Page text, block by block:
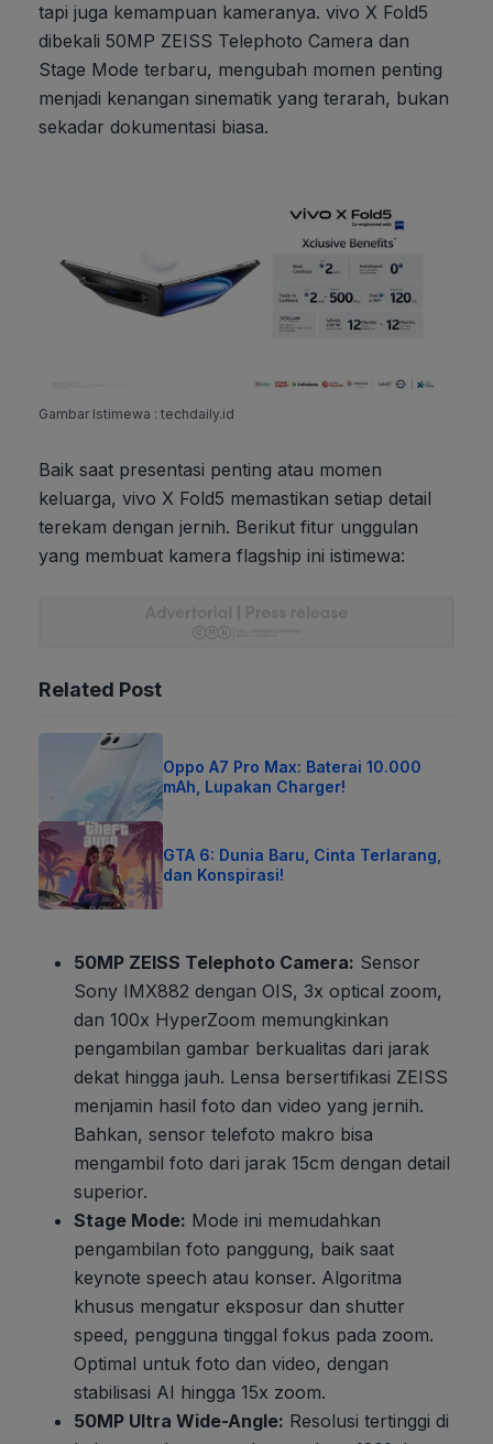
tapi juga kemampuan kameranya. vivo X Fold5
dibekali 50MP ZEISS Telephoto Camera dan
Stage Mode terbaru, mengubah momen penting
menjadi kenangan sinematik yang terarah, bukan
sekadar dokumentasi biasa.
Gambar Istimewa : techdaily.id
Baik saat presentasi penting atau momen
keluarga, vivo X Fold5 memastikan setiap detail
terekam dengan jernih. Berikut fitur unggulan
yang membuat kamera flagship ini istimewa:
Related Post
Oppo A7 Pro Max: Baterai 10.000
mAh, Lupakan Charger!
GTA 6: Dunia Baru, Cinta Terlarang,
dan Konspirasi!
50MP ZEISS Telephoto Camera: Sensor
Sony IMX882 dengan OIS, 3x optical zoom,
dan 100x HyperZoom memungkinkan
pengambilan gambar berkualitas dari jarak
dekat hingga jauh. Lensa bersertifikasi ZEISS
menjamin hasil foto dan video yang jernih.
Bahkan, sensor telefoto makro bisa
mengambil foto dari jarak 15cm dengan detail
superior.
Stage Mode: Mode ini memudahkan
pengambilan foto panggung, baik saat
keynote speech atau konser. Algoritma
khusus mengatur eksposur dan shutter
speed, pengguna tinggal fokus pada zoom.
Optimal untuk foto dan video, dengan
stabilisasi AI hingga 15x zoom.
50MP Ultra Wide-Angle: Resolusi tertinggi di